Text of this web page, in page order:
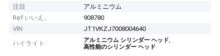
注目
アルミニウム
Ref いいえ。
908780
VIN
JT1VKZJ7008004640
ハイライト:
アルミニウム シリンダー ヘッド,
高性能のシリンダー ヘッド